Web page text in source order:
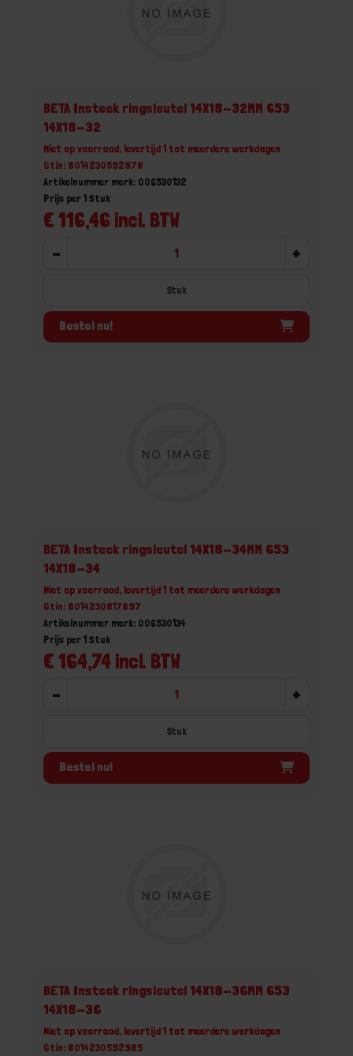
BETA Insteek ringsleutel 14X18-32MM 653
14X18-32
Niet op voorraad, levertijd 1 tot meerdere werkdagen
Gtin: 8014230592978
Artikelnummer merk: 006530132
€ 116,46 incl. BTW
Prijs per 1 Stuk
- +
Stuk
Bestel nu!
BETA Insteek ringsleutel 14X18-34MM 653
14X18-34
Niet op voorraad, levertijd 1 tot meerdere werkdagen
Gtin: 8014230817897
Artikelnummer merk: 006530134
€ 164,74 incl. BTW
Prijs per 1 Stuk
- +
Stuk
Bestel nu!
BETA Insteek ringsleutel 14X18-36MM 653
14X18-36
Niet op voorraad, levertijd 1 tot meerdere werkdagen
Gtin: 8014230592985